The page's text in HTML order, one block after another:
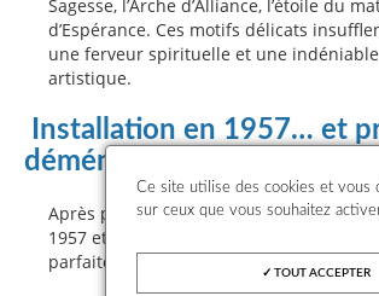
Sagesse, l’Arche d’Alliance, l’étoile du
d’Espérance. Ces motifs délicats
une ferveur spirituelle et une
artistique.
Installation en 1957… et
déménagements
Après plusieurs mois de travail, l’autel
1957 et installé au centre de l’abside
parfaitement sa place aux côtés de la
Ce site utilise des cookies et vous
sur ceux que vous souhaitez
TOUT ACCEPTER